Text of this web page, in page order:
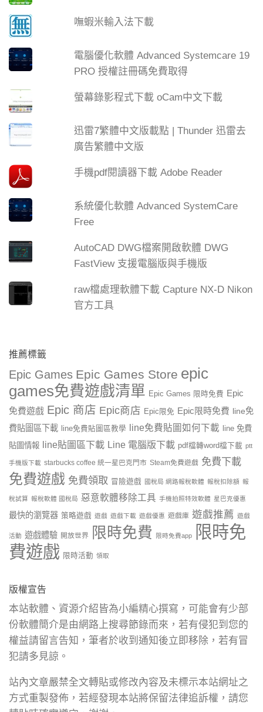
嘸蝦米輸入法下載
電腦優化軟體 Advanced Systemcare 19
PRO 授權註冊碼免費取得
螢幕錄影程式下載 oCam中文下載
迅雷7繁體中文版載點 | Thunder 迅雷去
廣告繁體中文版
手機pdf閱讀器下載 Adobe Reader
系統優化軟體 Advanced SystemCare
Free
AutoCAD DWG檔案開啟軟體 DWG
FastView 支援電腦版與手機版
raw檔處理軟體下載 Capture NX-D Nikon
官方工具
推薦標籤
Epic Games Epic Games Store epic
games免費遊戲清單 Epic Games 限時免費 Epic
免費遊戲 Epic 商店 Epic商店 Epic限免 Epic限時免費 line免
費貼圖區下載
line免費貼圖區教學 line免費貼圖如何下載
line 免費
貼圖情報
line貼圖區下載 Line 電腦版下載 pdf檔轉word檔下載 ptt
手機版下載 starbucks coffee 統一星巴克門市 Steam免費遊戲 免費下載
免費遊戲 免費領取 冒險遊戲 國稅局 網路報稅軟體 報稅扣除額 報
稅試算 報稅軟體 國稅局 惡意軟體移除工具 手機拍照特效軟體 星巴克優惠
最快的瀏覽器 策略遊戲 遊戲 遊戲下載 遊戲優惠 遊戲庫 遊戲推薦 遊戲
活動 遊戲體驗 開放世界 限時免費 限時免費app
限時免
費遊戲 限時活動 領取
版權宣告
本站軟體、資源介紹皆為小編精心撰寫，可能會有少部
份軟體簡介是由網路上搜尋節錄而來，若有侵犯到您的
權益請留言告知，筆者於收到通知後立即移除，若有冒
犯請多見諒。
站內文章嚴禁全文轉貼或修改內容及未標示本站網址之
方式重製發佈，若經發現本站將保留法律追訴權，請您